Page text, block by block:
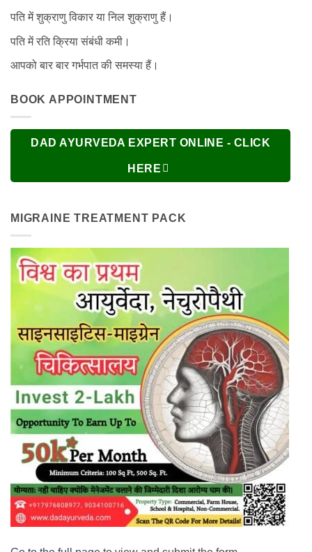
पति में शुक्राणु विकार या निल शुक्राणु हैं।
पति में रति क्रिया संबंधी कमी।
आपको बार बार गर्भपात की समस्या हैं।
BOOK APPOINTMENT
DAD AYURVEDA EXPERT ONLINE - CLICK
HERE
MIGRAINE TREATMENT PACK